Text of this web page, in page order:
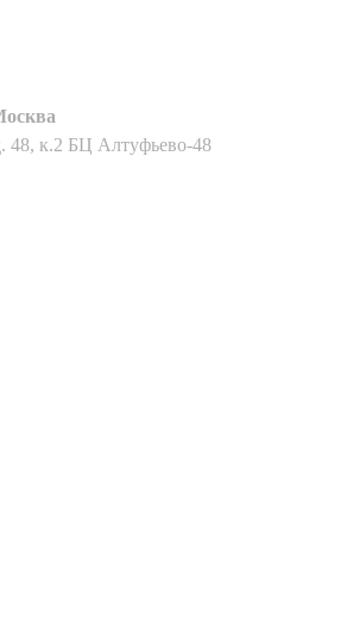
48, к.2 БЦ Алтуфьево-48